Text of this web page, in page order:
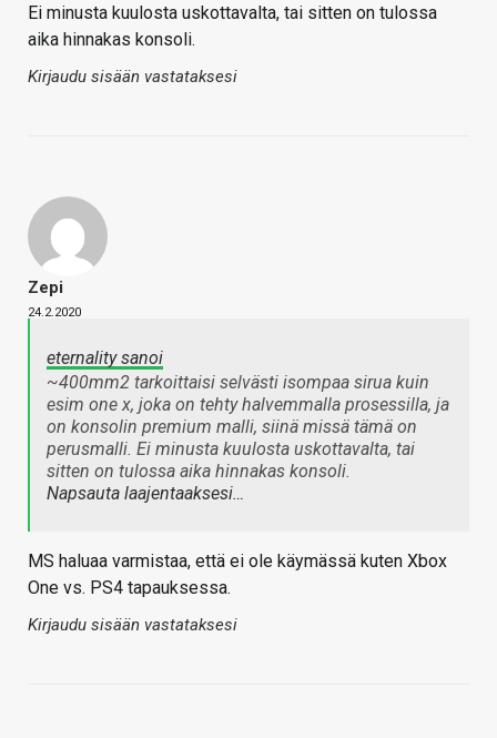
Ei minusta kuulosta uskottavalta, tai sitten on tulossa
aika hinnakas konsoli.
Kirjaudu sisään vastataksesi
Zepi
24.2.2020
eternality sanoi
~400mm2 tarkoittaisi selvästi isompaa sirua kuin
esim one x, joka on tehty halvemmalla prosessilla, ja
on konsolin premium malli, siinä missä tämä on
perusmalli. Ei minusta kuulosta uskottavalta, tai
sitten on tulossa aika hinnakas konsoli.
Napsauta laajentaaksesi…
MS haluaa varmistaa, että ei ole käymässä kuten Xbox
One vs. PS4 tapauksessa.
Kirjaudu sisään vastataksesi